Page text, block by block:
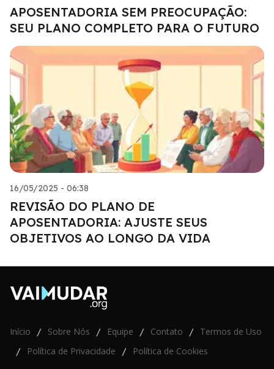
APOSENTADORIA SEM PREOCUPAÇÃO:
SEU PLANO COMPLETO PARA O FUTURO
16/05/2025 - 06:38
REVISÃO DO PLANO DE
APOSENTADORIA: AJUSTE SEUS
OBJETIVOS AO LONGO DA VIDA
Início / Sobre Nós / Equipe / Contato / Termos de Uso
/ Política de Privacidade / Política de Cookies